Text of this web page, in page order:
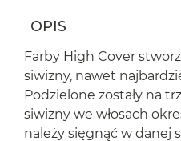
OPIS
Farby High Cover
siwizny, nawet
Podzielone zostały na
siwizny we włosach
należy sięgnąć w danej